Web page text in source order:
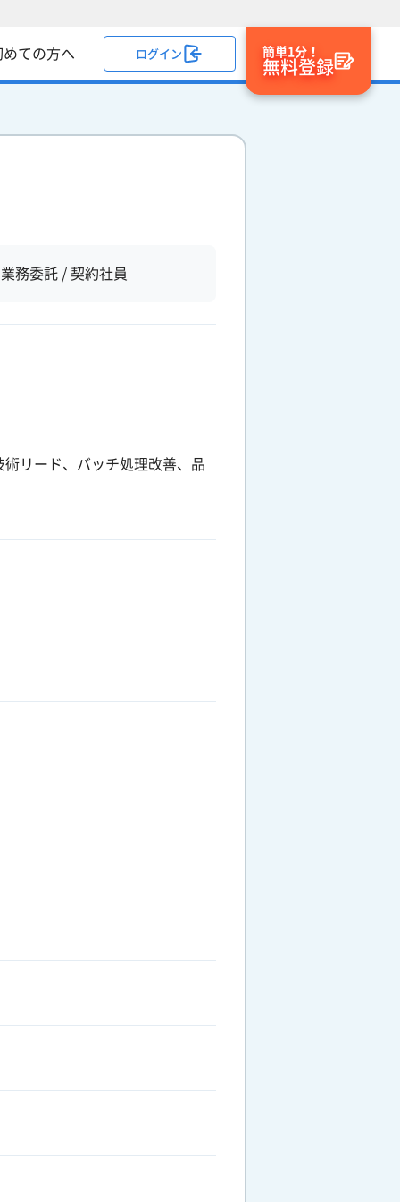
めての方へ ログイン 簡単1分！
無料登録
業務委託 / 契約社員
リード、バッチ処理改善、品